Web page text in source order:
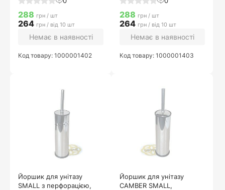
288 грн / шт
264 грн / від 10 шт
Немає в наявності
Код товару: 1000001402
288 грн / шт
264 грн / від 10 шт
Немає в наявності
Код товару: 1000001403
Йоршик для унітазу
SMALL з перфорацією,
Йоршик для унітазу
CAMBER SMALL,